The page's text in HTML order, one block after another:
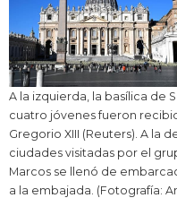
A la izquierda, la basílica de
cuatro jóvenes fueron
Gregorio XIII (Reuters). A la
ciudades visitadas por el
Marcos se llenó de
a la embajada. (Fotografía: